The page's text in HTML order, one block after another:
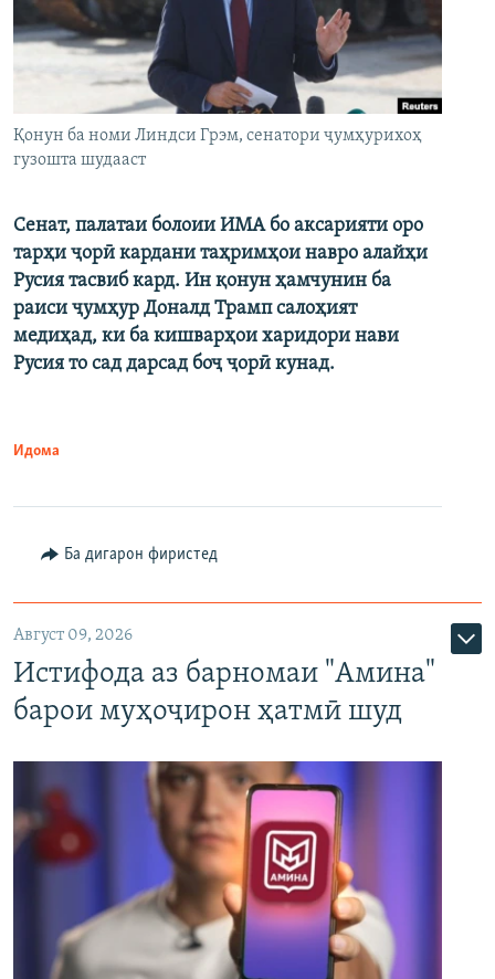
Қонун ба номи Линдси Грэм, сенатори ҷумҳурихоҳ
гузошта шудааст
Сенат, палатаи болоии ИМА бо аксарияти оро
тарҳи ҷорӣ кардани таҳримҳои навро алайҳи
Русия тасвиб кард. Ин қонун ҳамчунин ба
раиси ҷумҳур Доналд Трамп салоҳият
медиҳад, ки ба кишварҳои харидори нави
Русия то сад дарсад боҷ ҷорӣ кунад.
Идома
Ба дигарон фиристед
Август 09, 2026
Истифода аз барномаи "Амина"
барои муҳоҷирон ҳатмӣ шуд